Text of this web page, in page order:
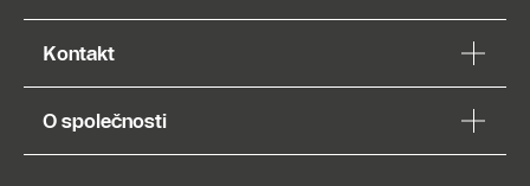
Kontakt
O společnosti